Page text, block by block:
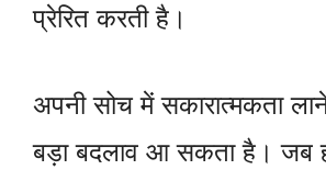
प्रेरित करती है।
अपनी सोच में सकारात्मकता
बड़ा बदलाव आ सकता है। जब